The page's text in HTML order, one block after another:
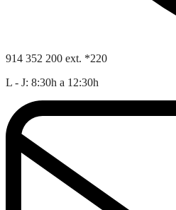
914 352 200 ext. *220
L - J: 8:30h a 12:30h